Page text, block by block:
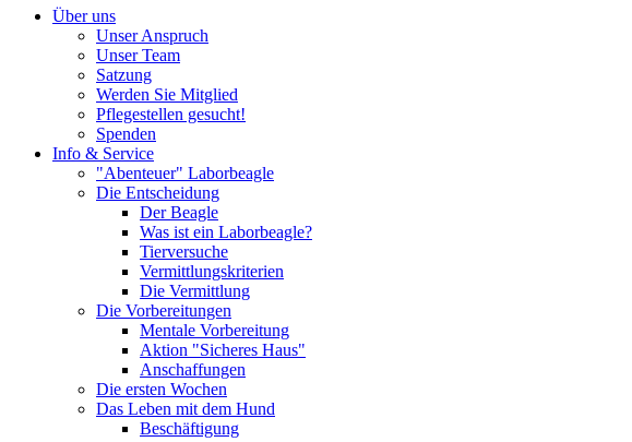
Über uns
Unser Anspruch
Unser Team
Satzung
Werden Sie Mitglied
Pflegestellen gesucht!
Spenden
Info & Service
"Abenteuer" Laborbeagle
Die Entscheidung
Der Beagle
Was ist ein Laborbeagle?
Tierversuche
Vermittlungskriterien
Die Vermittlung
Die Vorbereitungen
Mentale Vorbereitung
Aktion "Sicheres Haus"
Anschaffungen
Die ersten Wochen
Das Leben mit dem Hund
Beschäftigung